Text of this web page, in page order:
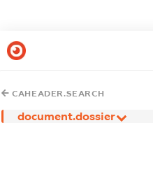
CAHEADER.SEARCH
document.dossier